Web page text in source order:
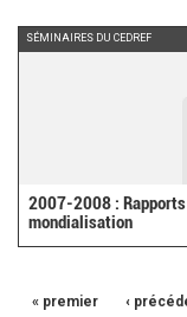
SÉMINAIRES DU CEDREF
2007-2008 :
mondialisation
« premier ‹